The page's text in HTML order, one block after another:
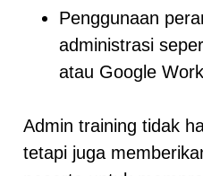
Penggunaan
administrasi
atau Google
Admin training tidak
tetapi juga